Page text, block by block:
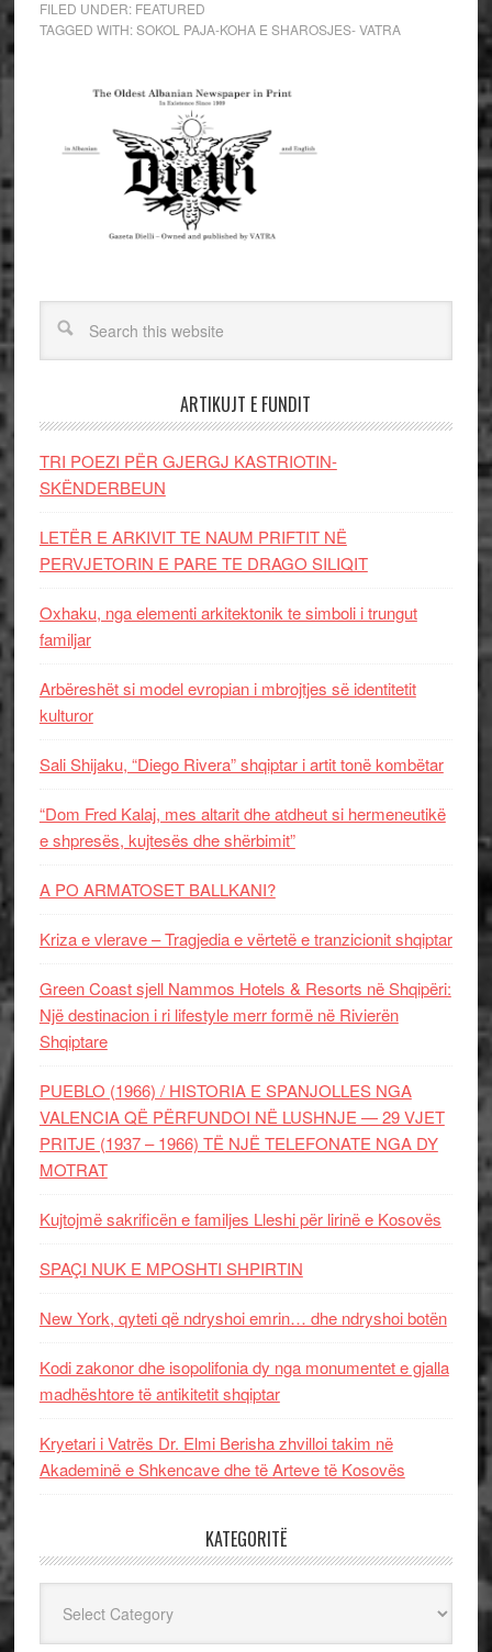
FILED UNDER: FEATURED
TAGGED WITH:SOKOL PAJA-KOHA E SHAROSJES- VATRA
ARTIKUJT E FUNDIT
TRI POEZI PËR GJERGJ KASTRIOTIN-
SKËNDERBEUN
LETËR E ARKIVIT TE NAUM PRIFTIT NË
PERVJETORIN E PARE TE DRAGO SILIQIT
Oxhaku, nga elementi arkitektonik te simboli i trungut
familjar
Arbëreshët si model evropian i mbrojtjes së identitetit
kulturor
Sali Shijaku, “Diego Rivera” shqiptar i artit tonë kombëtar
“Dom Fred Kalaj, mes altarit dhe atdheut si hermeneutikë
e shpresës, kujtesës dhe shërbimit”
A PO ARMATOSET BALLKANI?
Kriza e vlerave – Tragjedia e vërtetë e tranzicionit shqiptar
Green Coast sjell Nammos Hotels & Resorts në Shqipëri:
Një destinacion i ri lifestyle merr formë në Rivierën
Shqiptare
PUEBLO (1966) / HISTORIA E SPANJOLLES NGA
VALENCIA QË PËRFUNDOI NË LUSHNJE — 29 VJET
PRITJE (1937 – 1966) TË NJË TELEFONATE NGA DY
MOTRAT
Kujtojmë sakrificën e familjes Lleshi për lirinë e Kosovës
SPAÇI NUK E MPOSHTI SHPIRTIN
New York, qyteti që ndryshoi emrin… dhe ndryshoi botën
Kodi zakonor dhe isopolifonia dy nga monumentet e gjalla
madhështore të antikitetit shqiptar
Kryetari i Vatrës Dr. Elmi Berisha zhvilloi takim në
Akademinë e Shkencave dhe të Arteve të Kosovës
KATEGORITË